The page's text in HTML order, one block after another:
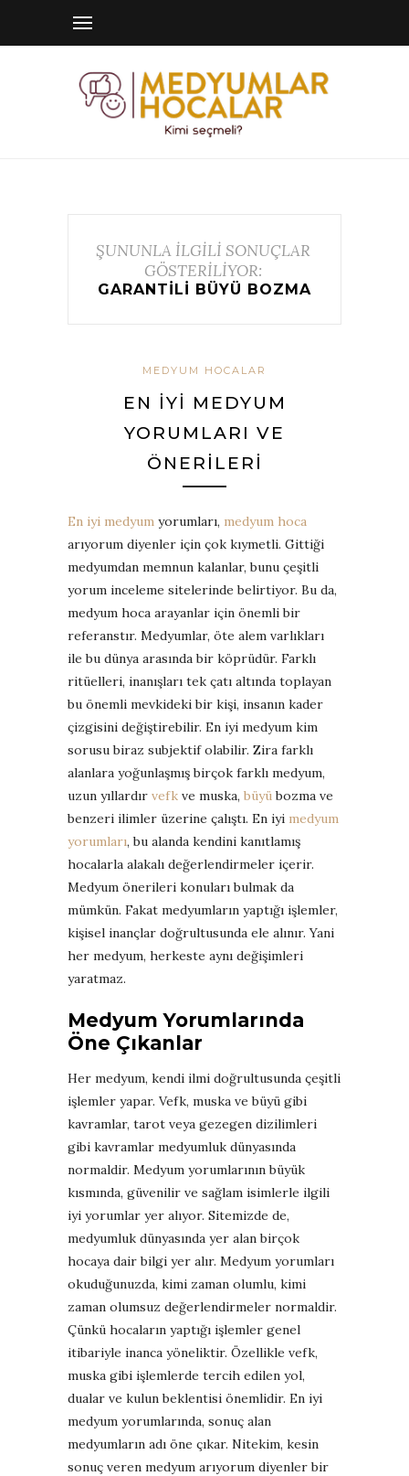
ŞUNUNLA İLGİLİ SONUÇLAR
GÖSTERİLİYOR:
GARANTILI BÜYÜ BOZMA
MEDYUM HOCALAR
EN İYI MEDYUM
YORUMLARI VE
ÖNERILERI
En iyi medyum yorumları, medyum hoca
arıyorum diyenler için çok kıymetli. Gittiği
medyumdan memnun kalanlar, bunu çeşitli
yorum inceleme sitelerinde belirtiyor. Bu da,
medyum hoca arayanlar için önemli bir
referanstır. Medyumlar, öte alem varlıkları
ile bu dünya arasında bir köprüdür. Farklı
ritüelleri, inanışları tek çatı altında toplayan
bu önemli mevkideki bir kişi, insanın kader
çizgisini değiştirebilir. En iyi medyum kim
sorusu biraz subjektif olabilir. Zira farklı
alanlara yoğunlaşmış birçok farklı medyum,
uzun yıllardır vefk ve muska, büyübozma ve
benzeri ilimler üzerine çalıştı. En iyi medyum
yorumları, bu alanda kendini kanıtlamış
hocalarla alakalı değerlendirmeler içerir.
Medyum önerileri konuları bulmak da
mümkün. Fakat medyumların yaptığı işlemler,
kişisel inançlar doğrultusunda ele alınır. Yani
her medyum, herkeste aynı değişimleri
yaratmaz.
Medyum Yorumlarında
Öne Çıkanlar
Her medyum, kendi ilmi doğrultusunda çeşitli
işlemler yapar. Vefk, muska ve büyü gibi
kavramlar, tarot veya gezegen dizilimleri
gibi kavramlar medyumluk dünyasında
normaldir. Medyum yorumlarının büyük
kısmında, güvenilir ve sağlam isimlerle ilgili
iyi yorumlar yer alıyor. Sitemizde de,
medyumluk dünyasında yer alan birçok
hocaya dair bilgi yer alır. Medyum yorumları
okuduğunuzda, kimi zaman olumlu, kimi
zaman olumsuz değerlendirmeler normaldir.
Çünkü hocaların yaptığı işlemler genel
itibariyle inanca yöneliktir. Özellikle vefk,
muska gibi işlemlerde tercih edilen yol,
dualar ve kulun beklentisi önemlidir. En iyi
medyum yorumlarında, sonuç alan
medyumların adı öne çıkar. Nitekim, kesin
sonuç veren medyum arıyorum diyenler bir